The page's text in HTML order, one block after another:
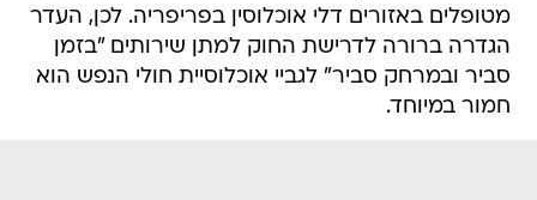
מטופלים באזורים דלי אוכלוסין בפריפריה. לכן, העדר
הגדרה ברורה לדרישת החוק למתן שירותים "בזמן
סביר ובמרחק סביר" לגביי אוכלוסיית חולי הנפש הוא
חמור במיוחד.